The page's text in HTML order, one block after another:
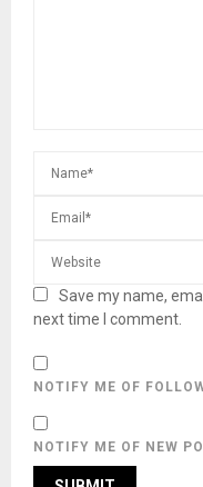
Save my name,
next time I comment.
NOTIFY ME OF
NOTIFY ME OF NEW